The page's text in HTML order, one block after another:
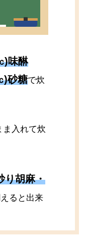
)味醂
)砂糖で炊
入れて炊
り胡麻・
ると出来